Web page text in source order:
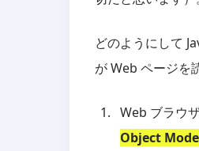
どのようにして
が Web ページを
Web ブラウ
Object Model